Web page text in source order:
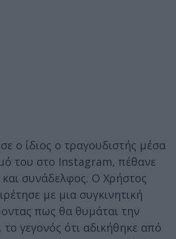
ο ίδιος ο τραγουδιστής μέσα
του στο Instagram, πέθανε
συνάδελφος. Ο Χρήστος
με μια συγκινητική
πως θα θυμάται την
γεγονός ότι αδικήθηκε από